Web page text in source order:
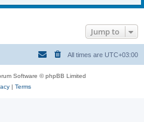
Jump to
All times are UTC+03:00
Software © phpBB Limited
| Terms